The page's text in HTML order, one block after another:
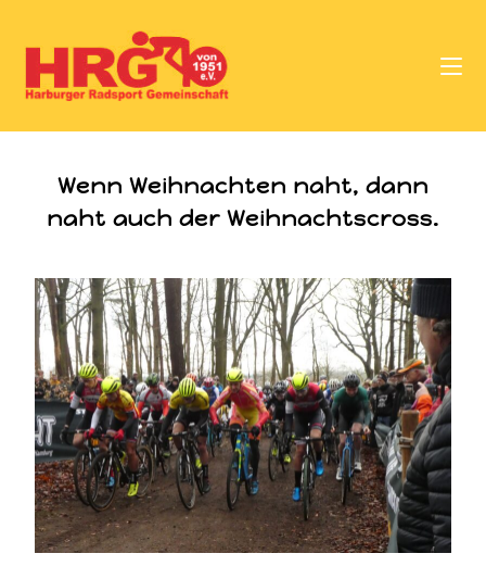
Wenn Weihnachten naht, dann
naht auch der Weihnachtscross.